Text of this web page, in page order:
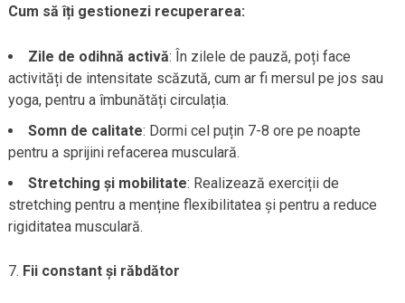
Cum să îți gestionezi recuperarea:
Zile de odihnă activă: În zilele de pauză, poți face
activități de intensitate scăzută, cum ar fi mersul pe jos sau
yoga, pentru a îmbunătăți circulația.
Somn de calitate: Dormi cel puțin 7-8 ore pe noapte
pentru a sprijini refacerea musculară.
Stretching și mobilitate: Realizează exerciții de
stretching pentru a menține flexibilitatea și pentru a reduce
rigiditatea musculară.
Fii constant și răbdător